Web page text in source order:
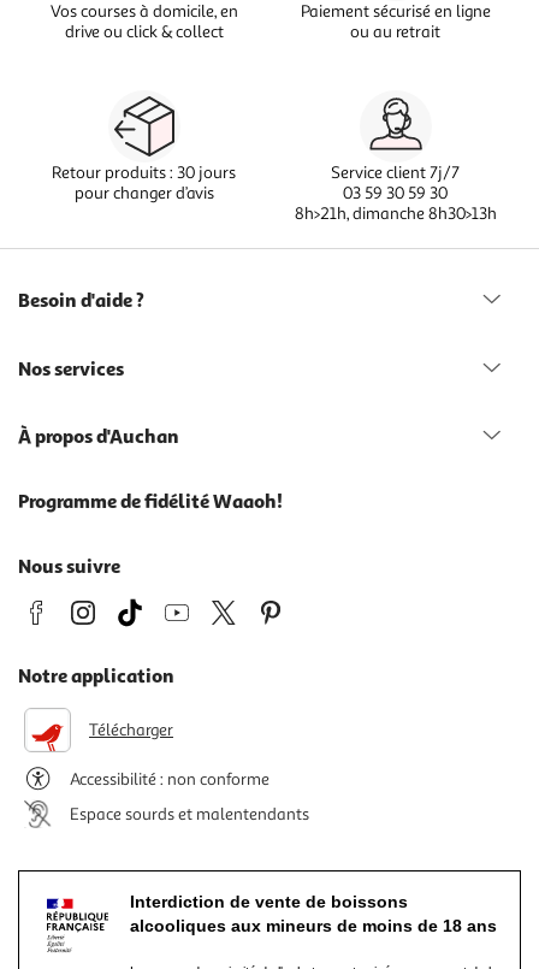
Vos courses à domicile, en
drive ou click & collect
Paiement sécurisé en ligne
ou au retrait
Retour produits : 30 jours
pour changer d’avis
Service client 7j/7
03 59 30 59 30
8h>21h, dimanche 8h30>13h
Besoin d'aide ?
Nos services
À propos d'Auchan
Programme de fidélité Waaoh!
Nous suivre
Notre application
Télécharger
Accessibilité : non conforme
Espace sourds et malentendants
Interdiction de vente de boissons
alcooliques aux mineurs de moins de 18 ans